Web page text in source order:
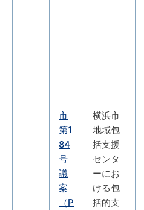
市
第1
84
号
議
案
（P
横浜市
地域包
括支援
センタ
ーにお
ける包
括的支